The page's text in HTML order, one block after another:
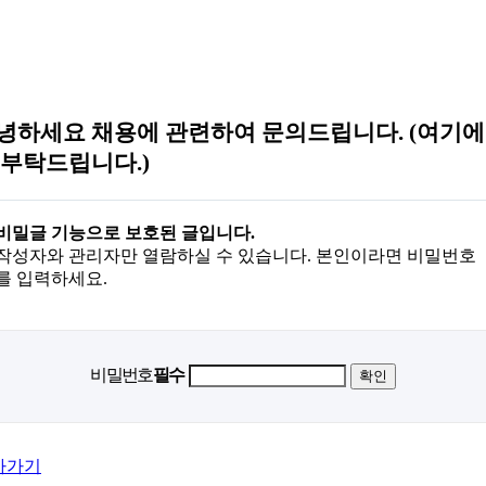
하세요 채용에 관련하여 문의드립니다. (여기
탁드립니다.)
밀글 기능으로 보호된 글입니다.
성자와 관리자만 열람하실 수 있습니다. 본인이라면 비밀번호
입력하세요.
비밀번호필수
기